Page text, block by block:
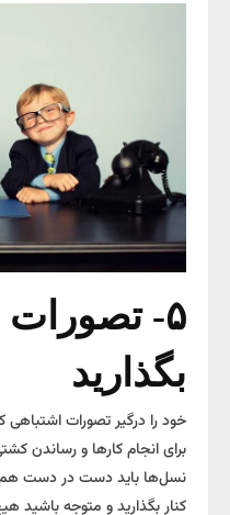
۵- تصورات
بگذارید
خود را درگیر تصورات اشتباهی
برای انجام کارها و
نسل‌ها باید دست در دست هم
کنار بگذارید و متوجه باشید